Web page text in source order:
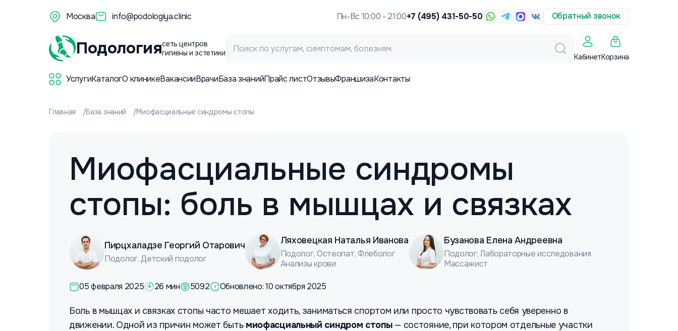
Москва info@podologiya.clinic Пн-Вс 10:00 - 21:00+7 (495) 431-50-50 Обратный звонок
Подологиясеть центров
гигиены и эстетики
КабинетКорзина
УслугиКаталогО клиникеВакансииВрачиБаза знанийПрайс листОтзывыФраншизаКонтакты
Главная База знаний Миофасциальные синдромы стопы
Миофасциальные синдромы
стопы: боль в мышцах и связках
Пирцхаладзе Георгий Отарович
Подолог, Детский подолог
Ляховецкая Наталья Иванова
Подолог, Остеопат, Флеболог
Анализы крови
Бузанова Елена Андреевна
Подолог, Лабораторные исследования
Массажист
05 февраля 2025 26 мин 5092 Обновлено: 10 октября 2025
Боль в мышцах и связках стопы часто мешает ходить, заниматься спортом или просто чувствовать себя уверенно в
движении. Одной из причин может быть миофасциальный синдром стопы— состояние, при котором отдельные участки